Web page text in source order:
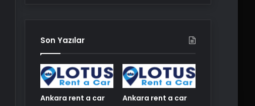
Son Yazılar
Ankara rent a car Ankara rent a car